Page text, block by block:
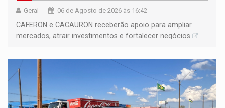
Geral 06 de Agosto de 2026 às 16:42
CAFERON e CACAURON receberão apoio para ampliar
mercados, atrair investimentos e fortalecer negócios